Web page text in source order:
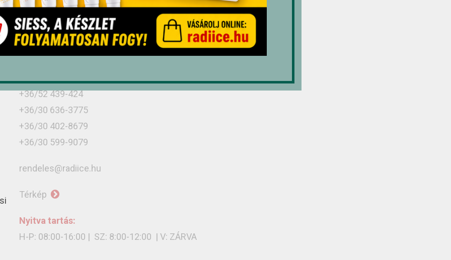
Üzletünk
+36/52 439-424
+36/30 636-3775
+36/30 402-8679
+36/30 599-9079
rendeles@radiice.hu
Térkép
Nyitva tartás:
H-P: 08:00-16:00 | SZ: 8:00-12:00 | V: ZÁRVA